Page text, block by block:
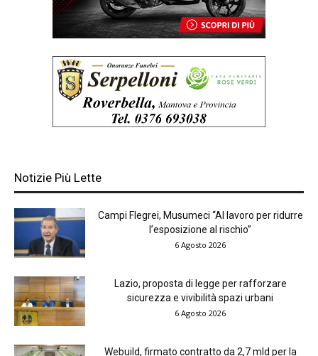
Notizie Più Lette
Campi Flegrei, Musumeci “Al lavoro per ridurre
l’esposizione al rischio”
6 Agosto 2026
Lazio, proposta di legge per rafforzare
sicurezza e vivibilità spazi urbani
6 Agosto 2026
Webuild, firmato contratto da 2,7 mld per la